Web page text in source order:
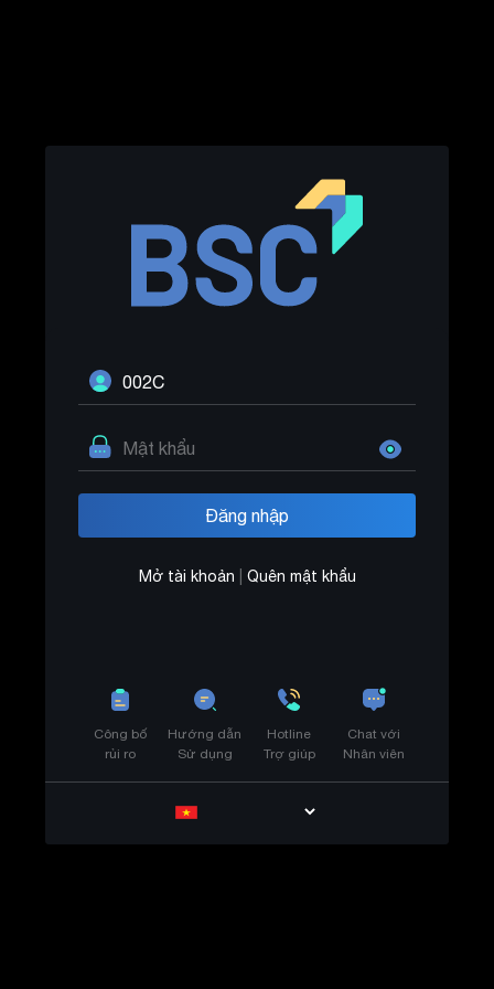
Mở tài khoản Quên mật khẩu
Công bố
rủi ro
Hướng dẫn
Sử dụng
Hotline
Trợ giúp
Chat với
Nhân viên